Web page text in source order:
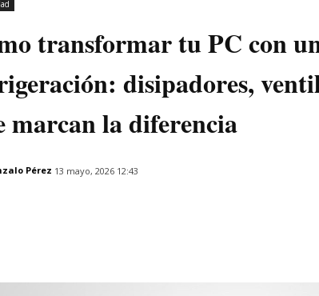
transformar tu PC con
disipadores,
marcan la diferencia
Pérez 13 mayo, 2026 12:43